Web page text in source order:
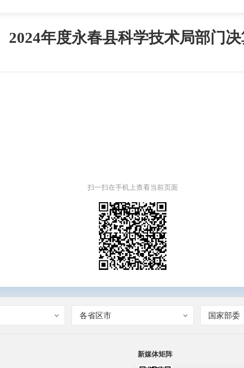
2024年度永春县科学技术局部门
扫一扫在手机上查看当前页面
各省区市 国家部委
新媒体矩阵